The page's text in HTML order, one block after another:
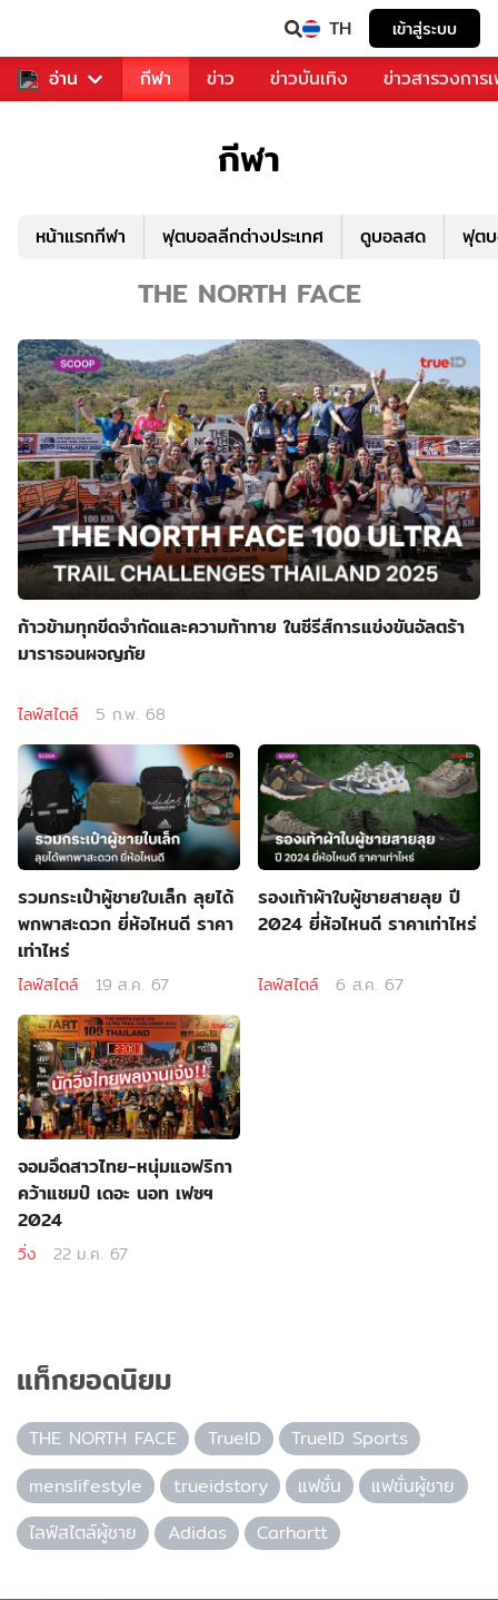
TH เข้าสู่ระบบ
อ่าน
สำหรับคุณ กีฬา ข่าว ข่าวบันเทิง ข่าวสารวงการ
กีฬา
หน้าแรกกีฬา ฟุตบอลลีกต่างประเทศ ดูบอลสด ฟุต
THE NORTH FACE
ก้าวข้ามทุกขีดจำกัดและความท้าทาย ในซีรีส์การแข่งขันอัลตร้า
มาราธอนผจญภัย
ไลฟ์สไตล์ 5 ก.พ. 68
รวมกระเป๋าผู้ชายใบเล็ก ลุยได้
พกพาสะดวก ยี่ห้อไหนดี ราคา
เท่าไหร่
ไลฟ์สไตล์ 19 ส.ค. 67
รองเท้าผ้าใบผู้ชายสายลุย ปี
2024 ยี่ห้อไหนดี ราคาเท่าไหร่
ไลฟ์สไตล์ 6 ส.ค. 67
จอมอึดสาวไทย-หนุ่มแอฟริกา
คว้าแชมป์ เดอะ นอท เฟซฯ
2024
วิ่ง 22 ม.ค. 67
แท็กยอดนิยม
THE NORTH FACE TrueID
TrueID Sports
menslifestyle
trueidstory แฟชั่น
แฟชั่นผู้ชาย
ไลฟ์สไตล์ผู้ชาย
Adidas Carhartt